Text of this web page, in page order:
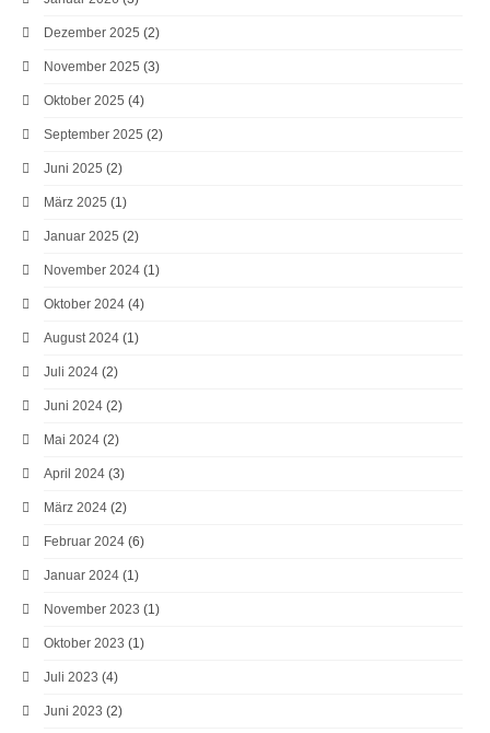
Dezember 2025 (2)
November 2025 (3)
Oktober 2025 (4)
September 2025 (2)
Juni 2025 (2)
März 2025 (1)
Januar 2025 (2)
November 2024 (1)
Oktober 2024 (4)
August 2024 (1)
Juli 2024 (2)
Juni 2024 (2)
Mai 2024 (2)
April 2024 (3)
März 2024 (2)
Februar 2024 (6)
Januar 2024 (1)
November 2023 (1)
Oktober 2023 (1)
Juli 2023 (4)
Juni 2023 (2)